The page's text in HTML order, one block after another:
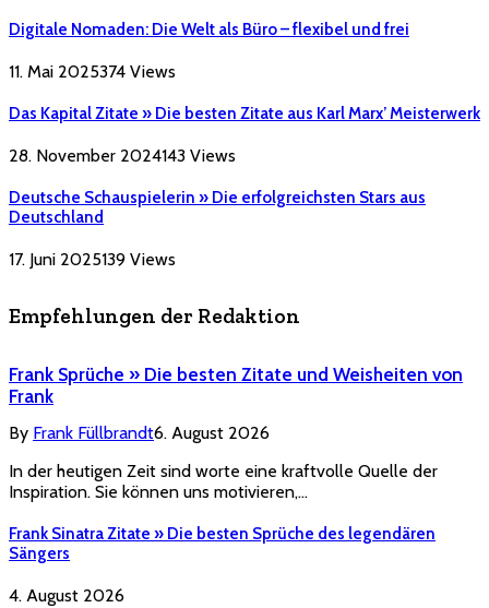
Digitale Nomaden: Die Welt als Büro – flexibel und frei
11. Mai 2025374 Views
Das Kapital Zitate » Die besten Zitate aus Karl Marx’ Meisterwerk
28. November 2024143 Views
Deutsche Schauspielerin » Die erfolgreichsten Stars aus
Deutschland
17. Juni 2025139 Views
Empfehlungen der Redaktion
Frank Sprüche » Die besten Zitate und Weisheiten von
Frank
By Frank Füllbrandt6. August 2026
In der heutigen Zeit sind worte eine kraftvolle Quelle der
Inspiration. Sie können uns motivieren,…
Frank Sinatra Zitate » Die besten Sprüche des legendären
Sängers
4. August 2026